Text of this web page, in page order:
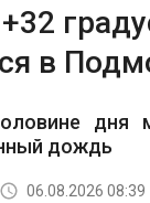
в
дня
дождь
06.08.2026 08:39